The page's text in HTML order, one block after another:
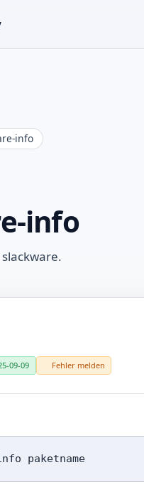
info
info
09-09 Fehler melden
paketname